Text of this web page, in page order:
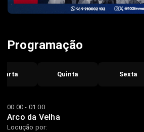
Programação
Quinta Sexta
00:00 - 01:00
Arco da Velha
Locução por: